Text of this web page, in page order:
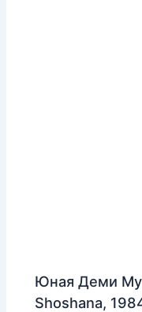
Юная Деми
Shoshana,